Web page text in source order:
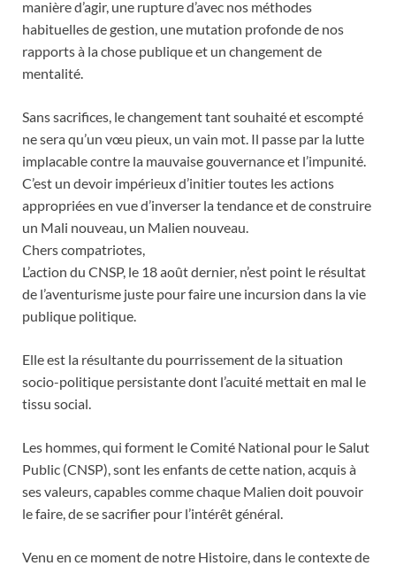
manière d’agir, une rupture d’avec nos méthodes
habituelles de gestion, une mutation profonde de nos
rapports à la chose publique et un changement de
mentalité.
Sans sacrifices, le changement tant souhaité et escompté
ne sera qu’un vœu pieux, un vain mot. Il passe par la lutte
implacable contre la mauvaise gouvernance et l’impunité.
C’est un devoir impérieux d’initier toutes les actions
appropriées en vue d’inverser la tendance et de construire
un Mali nouveau, un Malien nouveau.
Chers compatriotes,
L’action du CNSP, le 18 août dernier, n’est point le résultat
de l’aventurisme juste pour faire une incursion dans la vie
publique politique.
Elle est la résultante du pourrissement de la situation
socio-politique persistante dont l’acuité mettait en mal le
tissu social.
Les hommes, qui forment le Comité National pour le Salut
Public (CNSP), sont les enfants de cette nation, acquis à
ses valeurs, capables comme chaque Malien doit pouvoir
le faire, de se sacrifier pour l’intérêt général.
Venu en ce moment de notre Histoire, dans le contexte de